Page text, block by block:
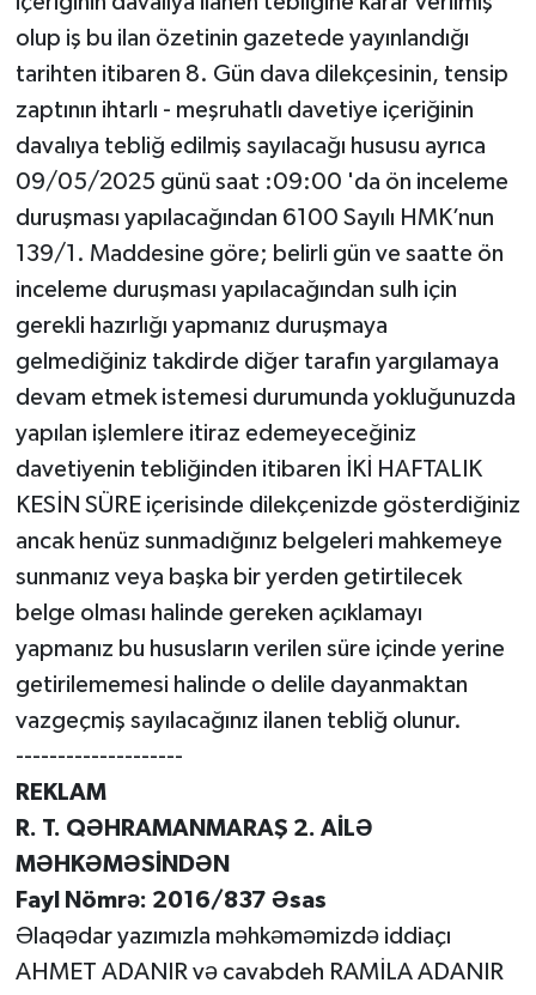
olup iş bu ilan özetinin gazetede yayınlandığı
tarihten itibaren 8. Gün dava dilekçesinin, tensip
zaptının ihtarlı - meşruhatlı davetiye içeriğinin
davalıya tebliğ edilmiş sayılacağı hususu ayrıca
09/05/2025 günü saat :09:00 'da ön inceleme
duruşması yapılacağından 6100 Sayılı HMK’nun
139/1. Maddesine göre; belirli gün ve saatte ön
inceleme duruşması yapılacağından sulh için
gerekli hazırlığı yapmanız duruşmaya
gelmediğiniz takdirde diğer tarafın yargılamaya
devam etmek istemesi durumunda yokluğunuzda
yapılan işlemlere itiraz edemeyeceğiniz
davetiyenin tebliğinden itibaren İKİ HAFTALIK
KESİN SÜRE içerisinde dilekçenizde gösterdiğiniz
ancak henüz sunmadığınız belgeleri mahkemeye
sunmanız veya başka bir yerden getirtilecek
belge olması halinde gereken açıklamayı
yapmanız bu hususların verilen süre içinde yerine
getirilememesi halinde o delile dayanmaktan
vazgeçmiş sayılacağınız ilanen tebliğ olunur.
--------------------
REKLAM
R. T. QƏHRAMANMARAŞ 2. AİLƏ
MƏHKƏMƏSİNDƏN
Fayl Nömrə: 2016/837 Əsas
Əlaqədar yazımızla məhkəməmizdə iddiaçı
AHMET ADANIR və cavabdeh RAMİLA ADANIR